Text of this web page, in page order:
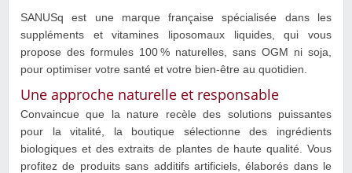
SANUSq est une marque française spécialisée dans les
suppléments et vitamines liposomaux liquides, qui vous
propose des formules 100 % naturelles, sans OGM ni soja,
pour optimiser votre santé et votre bien‑être au quotidien.
Une approche naturelle et responsable
Convaincue que la nature recèle des solutions puissantes
pour la vitalité, la boutique sélectionne des ingrédients
biologiques et des extraits de plantes de haute qualité. Vous
profitez de produits sans additifs artificiels, élaborés dans le